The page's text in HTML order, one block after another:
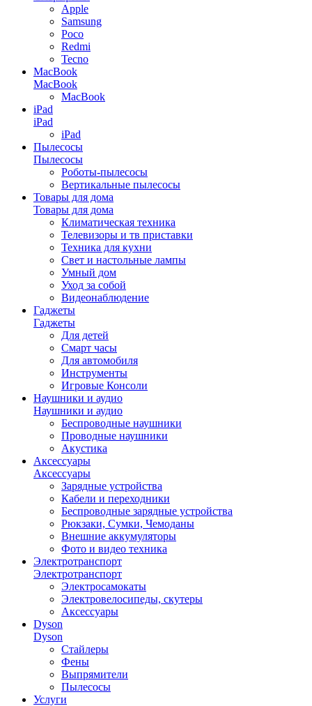
Apple
Samsung
Poco
Redmi
Tecno
MacBook
MacBook
MacBook
iPad
iPad
iPad
Пылесосы
Пылесосы
Роботы-пылесосы
Вертикальные пылесосы
Товары для дома
Товары для дома
Климатическая техника
Телевизоры и тв приставки
Техника для кухни
Свет и настольные лампы
Умный дом
Уход за собой
Видеонаблюдение
Гаджеты
Гаджеты
Для детей
Смарт часы
Для автомобиля
Инструменты
Игровые Консоли
Наушники и аудио
Наушники и аудио
Беспроводные наушники
Проводные наушники
Акустика
Аксессуары
Аксессуары
Зарядные устройства
Кабели и переходники
Беспроводные зарядные устройства
Рюкзаки, Сумки, Чемоданы
Внешние аккумуляторы
Фото и видео техника
Электротранспорт
Электротранспорт
Электросамокаты
Электровелосипеды, скутеры
Аксессуары
Dyson
Dyson
Стайлеры
Фены
Выпрямители
Пылесосы
Услуги